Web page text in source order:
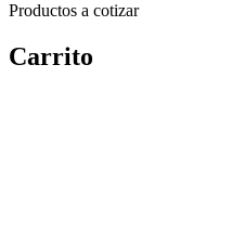
Productos a cotizar
Carrito